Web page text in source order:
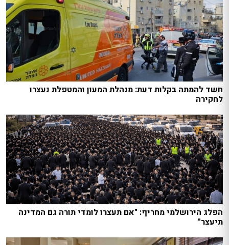
חשד להמתה בקלות דעת: מנהלת המעון והמטפלת נעצרו
לחקירה
הפלג הירושלמי מחריף: "אם תעצרו לומדי תורה גם המדינה
תיעצר"